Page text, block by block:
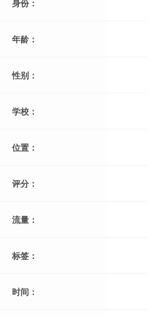
身份：
年龄：
性别：
学校：
位置：
评分：
流量：
标签：
时间：